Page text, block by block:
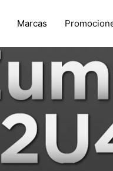
Marcas